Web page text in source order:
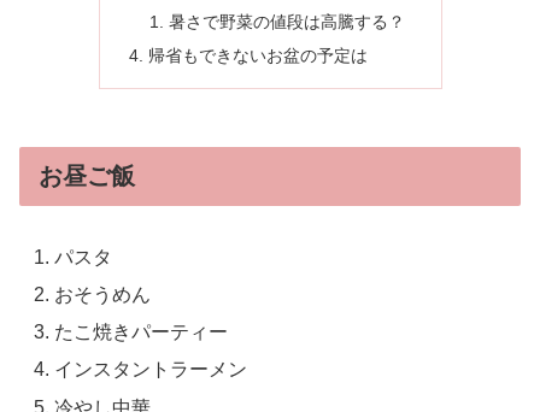
暑さで野菜の値段は高騰する？
帰省もできないお盆の予定は
お昼ご飯
パスタ
おそうめん
たこ焼きパーティー
インスタントラーメン
冷やし中華